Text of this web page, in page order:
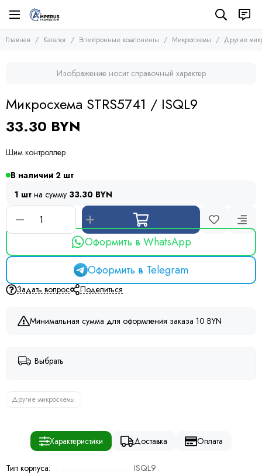
Электронные компоненты
Микросхемы
Микроконтроллеры
Другие микросхемы
Транзисторы
Тиристоры и симисторы
Конденсаторы
Резисторы
Предохранители
Кварцевые резонаторы
Дроссели
Фоточувствительные элементы
Устройства защиты
Главная Каталог Электронные компоненты Микросхемы Другие
Изображение носит справочный характер
Микросхема STRS5741 / ISQL9
33.30 BYN
Шим контроллер
В наличии 2
1 шт на сумму 33.30 BYN
Оформить в WhatsApp
Оформить в Telegram
Задать вопрос Поделиться
Минимальная сумма для оформления заказа 10 BYN
Выбрать
Другие микросхемы
Характеристики Доставка Оплата
Тип корпуса: ISQL9